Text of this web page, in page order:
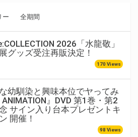
ー 全期間
2026「水龍敬」
グッズ受注再販決定！
170 Views
な幼馴染と興味本位でヤってみ
ANIMATION』DVD 第1巻・第2
サイン入り台本プレゼントキ
開催！
98 Views